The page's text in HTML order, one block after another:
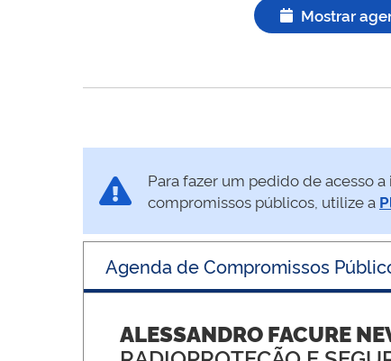
Mostrar
Para fazer um pedido de acesso
compromissos públicos, utilize a
Agenda de Compromissos
ALESSANDRO FACURE